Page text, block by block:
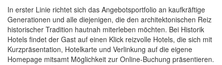
In erster Linie richtet sich das Angebotsportfolio an kaufkräftige
Generationen und alle diejenigen, die den architektonischen Reiz
historischer Tradition hautnah miterleben möchten. Bei Historik
Hotels findet der Gast auf einen Klick reizvolle Hotels, die sich mit
Kurzpräsentation, Hotelkarte und Verlinkung auf die eigene
Homepage mitsamt Möglichkeit zur Online-Buchung präsentieren.